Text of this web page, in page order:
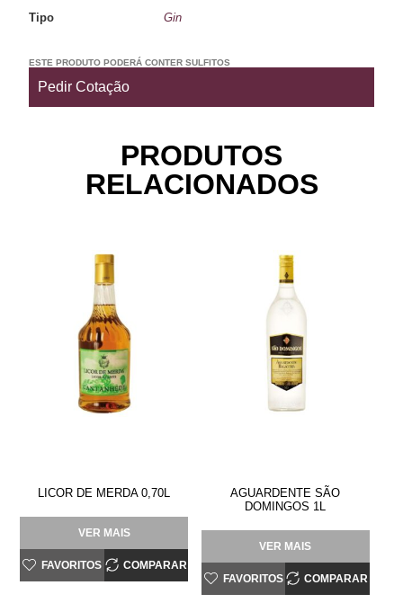
Tipo Gin
ESTE PRODUTO PODERÁ CONTER SULFITOS
Pedir Cotação
PRODUTOS
RELACIONADOS
LICOR DE MERDA 0,70L
VER MAIS
FAVORITOS COMPARAR
AGUARDENTE SÃO
DOMINGOS 1L
VER MAIS
FAVORITOS COMPARAR